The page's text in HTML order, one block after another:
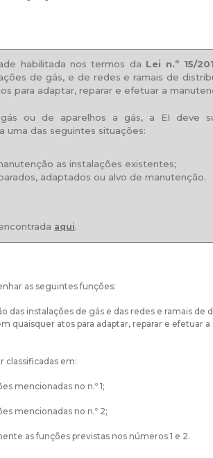
habilitada nos termos da Lei n.º 15/
de gás, e de redes e ramais de
para adaptar, reparar e efetuar a
ou de aparelhos a gás, a EI deve
uma das seguintes situações:
as instalações existentes;
adaptados ou alvo de manutenção.
aqui.
as seguintes funções:
das instalações de gás e das redes e ramais de
quaisquer atos para adaptar, reparar e efetuar
classificadas em:
mencionadas no n.º 1;
mencionadas no n.º 2;
as funções previstas nos números 1 e 2.